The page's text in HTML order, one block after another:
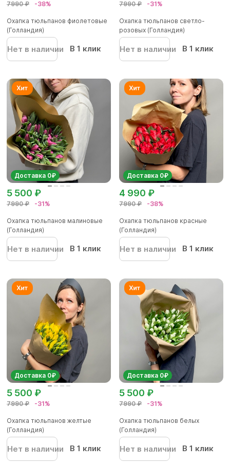
7990 ₽ -38%
Охапка тюльпанов фиолетовые
(Голландия)
Нет в наличии В 1 клик
7990 ₽ -31%
Охапка тюльпанов светло-
розовых (Голландия)
Нет в наличии В 1 клик
Доставка 0₽
7990 ₽ -31%
5 500 ₽
Охапка тюльпанов малиновые
(Голландия)
Нет в наличии В 1 клик
Доставка 0₽
7990 ₽ -38%
4 990 ₽
Охапка тюльпанов красные
(Голландия)
Нет в наличии В 1 клик
Доставка 0₽
7990 ₽ -31%
5 500 ₽
Охапка тюльпанов желтые
(Голландия)
Нет в наличии В 1 клик
Доставка 0₽
7990 ₽ -31%
5 500 ₽
Охапка тюльпанов белых
(Голландия)
Нет в наличии В 1 клик